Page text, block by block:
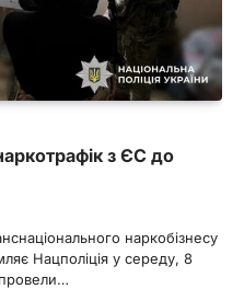
з ЄС до
наркобізнесу
Нацполіція у середу, 8